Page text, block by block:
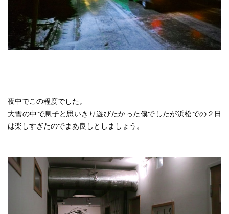
夜中でこの程度でした。
大雪の中で息子と思いきり遊びたかった僕でしたが浜松での２日
は楽しすぎたのでまあ良しとしましょう。